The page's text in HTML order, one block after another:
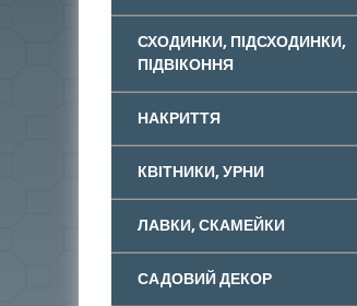
СХОДИНКИ, ПІДСХОДИНКИ,
ПІДВІКОННЯ
НАКРИТТЯ
КВІТНИКИ, УРНИ
ЛАВКИ, СКАМЕЙКИ
САДОВИЙ ДЕКОР